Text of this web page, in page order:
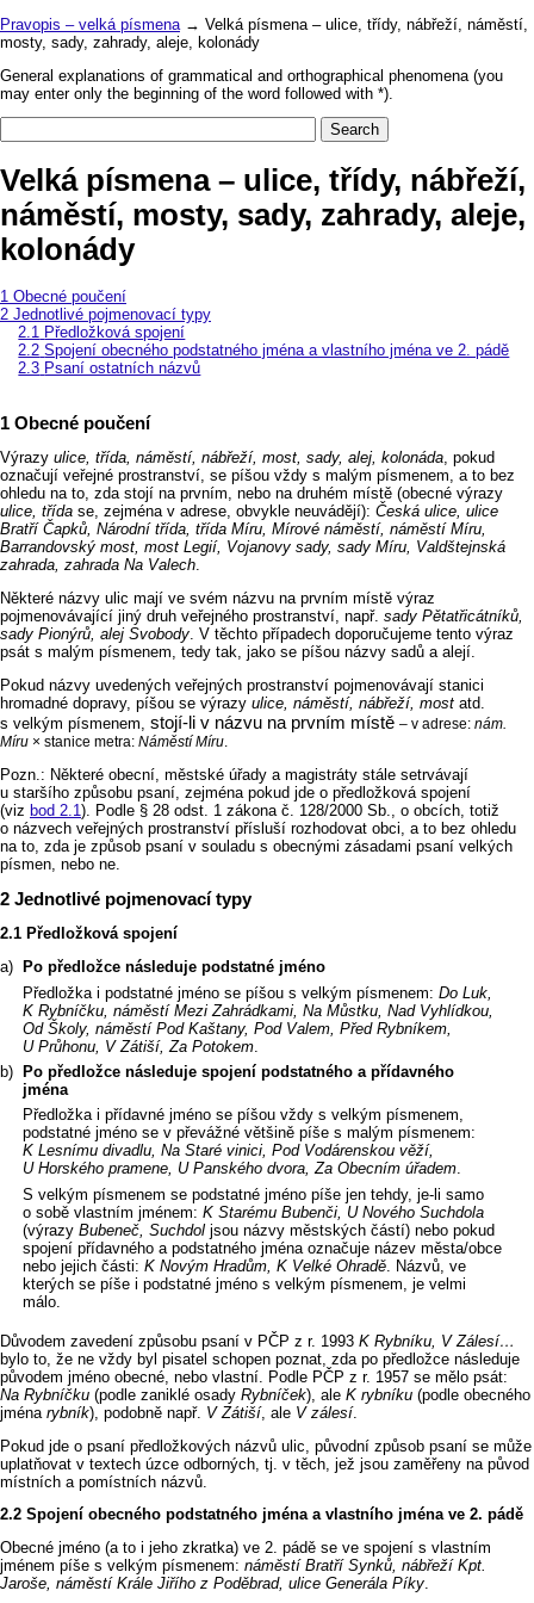
Pravopis – velká písmena → Velká písmena – ulice, třídy, nábřeží, náměstí,
mosty, sady, zahrady, aleje, kolonády
General explanations of grammatical and orthographical phenomena (you
may enter only the beginning of the word followed with *).
Velká písmena – ulice, třídy, nábřeží,
náměstí, mosty, sady, zahrady, aleje,
kolonády
Obecné poučení
Jednotlivé pojmenovací typy
Předložková spojení
Spojení obecného podstatného jména a vlastního jména ve 2. pádě
Psaní ostatních názvů
Obecné poučení
Výrazy ulice, třída, náměstí, nábřeží, most, sady, alej, kolonáda, pokud
označují veřejné prostranství, se píšou vždy s malým písmenem, a to bez
ohledu na to, zda stojí na prvním, nebo na druhém místě (obecné výrazy
ulice, třída se, zejména v adrese, obvykle neuvádějí): Česká ulice, ulice
Bratří Čapků, Národní třída, třída Míru, Mírové náměstí, náměstí Míru,
Barrandovský most, most Legií, Vojanovy sady, sady Míru, Valdštejnská
zahrada, zahrada Na Valech.
Některé názvy ulic mají ve svém názvu na prvním místě výraz
pojmenovávající jiný druh veřejného prostranství, např. sady Pětatřicátníků,
sady Pionýrů, alej Svobody. V těchto případech doporučujeme tento výraz
psát s malým písmenem, tedy tak, jako se píšou názvy sadů a alejí.
Pokud názvy uvedených veřejných prostranství pojmenovávají stanici
hromadné dopravy, píšou se výrazy ulice, náměstí, nábřeží, most atd.
s velkým písmenem, stojí‑li v názvu na prvním místě –⁠⁠⁠⁠⁠⁠⁠⁠⁠⁠⁠⁠ v adrese: nám.
Míru × stanice metra: Náměstí Míru.
Pozn.: Některé obecní, městské úřady a magistráty stále setrvávají
u staršího způsobu psaní, zejména pokud jde o předložková spojení
(viz bod 2.1 ). Podle § 28 odst. 1 zákona č. 128/2000 Sb., o obcích, totiž
o názvech veřejných prostranství přísluší rozhodovat obci, a to bez ohledu
na to, zda je způsob psaní v souladu s obecnými zásadami psaní velkých
písmen, nebo ne.
Jednotlivé pojmenovací typy
Předložková spojení
Po předložce následuje podstatné jméno
Předložka i podstatné jméno se píšou s velkým písmenem:Do Luk,
K Rybníčku, náměstí Mezi Zahrádkami, Na Můstku, Nad Vyhlídkou,
Od Školy, náměstí Pod Kaštany, Pod Valem, Před Rybníkem,
U Průhonu, V Zátiší, Za Potokem
Po předložce následuje spojení podstatného a přídavného
jména
Předložka i přídavné jméno se píšou vždy s velkým písmenem,
podstatné jméno se v převážné většině píše s malým písmenem:
K Lesnímu divadlu, Na Staré vinici, Pod Vodárenskou věží,
U Horského pramene, U Panského dvora, Za Obecním úřadem.
S velkým písmenem se podstatné jméno píše jen tehdy, je‑li samo
o sobě vlastním jménem: K Starému Bubenči, U Nového Suchdola
(výrazyBubeneč, Suchdol jsou názvy městských částí) nebo pokud
spojení přídavného a podstatného jména označuje název města/obce
nebo jejich části:K Novým Hradům, K Velké Ohradě . Názvů, ve
kterých se píše i podstatné jméno s velkým písmenem, je velmi
málo.
Důvodem zavedení způsobu psaní v PČP z r. 1993 K Rybníku, V Zálesí…
bylo to, že ne vždy byl pisatel schopen poznat, zda po předložce následuje
původem jméno obecné, nebo vlastní. Podle PČP z r. 1957 se mělo psát:
Na Rybníčku (podle zaniklé osady Rybníček), ale K rybníku (podle obecného
jména rybník), podobně např. V Zátiší, ale V zálesí.
Pokud jde o psaní předložkových názvů ulic, původní způsob psaní se může
uplatňovat v textech úzce odborných, tj. v těch, jež jsou zaměřeny na původ
místních a pomístních názvů.
Spojení obecného podstatného jména a vlastního jména ve 2. pádě
Obecné jméno (a to i jeho zkratka) ve 2. pádě se ve spojení s vlastním
jménem píše s velkým písmenem: náměstí Bratří Synků, nábřeží Kpt.
Jaroše, náměstí Krále Jiřího z Poděbrad, ulice Generála Píky.